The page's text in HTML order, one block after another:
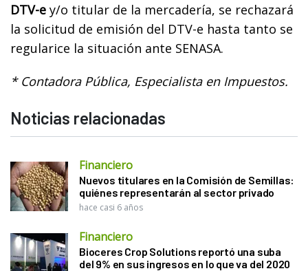
DTV-e y/o titular de la mercadería, se rechazará
la solicitud de emisión del DTV-e hasta tanto se
regularice la situación ante SENASA.
* Contadora Pública, Especialista en Impuestos.
Noticias relacionadas
Financiero
Nuevos titulares en la Comisión de Semillas:
quiénes representarán al sector privado
hace casi 6 años
Financiero
Bioceres Crop Solutions reportó una suba
del 9% en sus ingresos en lo que va del 2020